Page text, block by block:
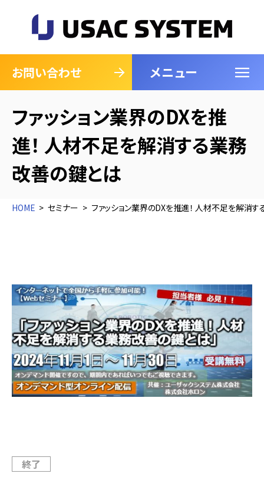
お問い合わせ メニュー
閉じる
ファッション業界のDXを推
進！ 人材不足を解消する業務
改善の鍵とは
HOME セミナー ファッション業界のDXを推進！ 人材不足を解消
終了